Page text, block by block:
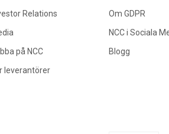
Relations
på NCC
leverantörer
Om GDPR
NCC i Sociala
Blogg